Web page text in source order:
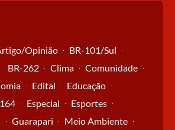
Opinião
BR-101/Sul
BR-262 Clima
Comunidade
Edital
Educação
Especial
Esportes
Guarapari
Meio Ambiente